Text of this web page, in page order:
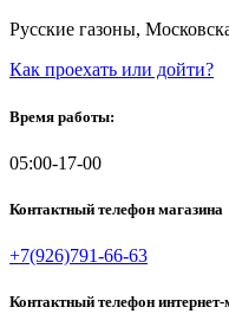
Русские газоны,
Как проехать или дойти?
Время работы:
05:00-17-00
Контактный телефон магазина
+7(926)791-66-63
Контактный телефон интернет-